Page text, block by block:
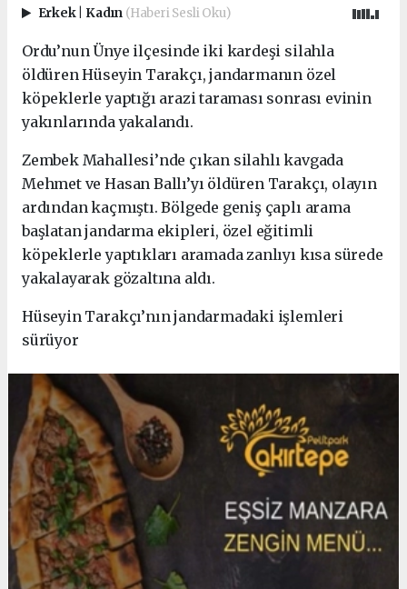
Erkek Kadın (Haberi Sesli Oku)
Ordu’nun Ünye ilçesinde iki kardeşi silahla
öldüren Hüseyin Tarakçı, jandarmanın özel
köpeklerle yaptığı arazi taraması sonrası evinin
yakınlarında yakalandı.
Zembek Mahallesi’nde çıkan silahlı kavgada
Mehmet ve Hasan Ballı’yı öldüren Tarakçı, olayın
ardından kaçmıştı. Bölgede geniş çaplı arama
başlatan jandarma ekipleri, özel eğitimli
köpeklerle yaptıkları aramada zanlıyı kısa sürede
yakalayarak gözaltına aldı.
Hüseyin Tarakçı’nın jandarmadaki işlemleri
sürüyor